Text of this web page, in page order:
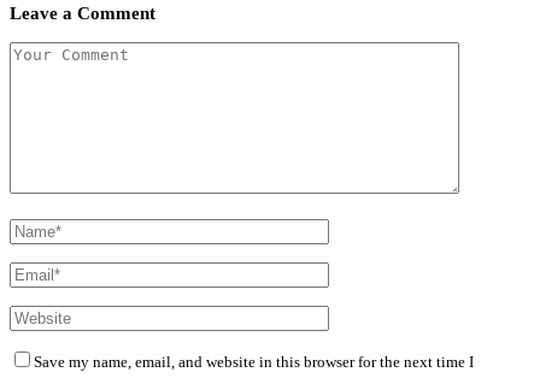
Leave a Comment
Save my name, email, and website in this browser for the next time I